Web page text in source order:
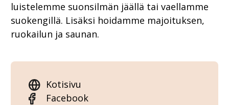
luistelemme suonsilmän jäällä tai vaellamme
suokengillä. Lisäksi hoidamme majoituksen,
ruokailun ja saunan.
Kotisivu
Facebook